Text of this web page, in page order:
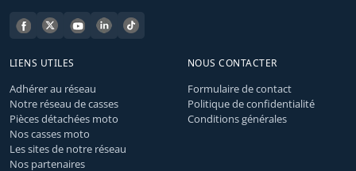
LIENS UTILES
Adhérer au réseau
Notre réseau de casses
Pièces détachées moto
Nos casses moto
Les sites de notre réseau
Nos partenaires
NOUS CONTACTER
Formulaire de contact
Politique de confidentialité
Conditions générales